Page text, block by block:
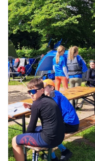
Previous